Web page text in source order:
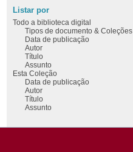
Listar por
Todo a biblioteca digital
Tipos de documento & Coleções
Data de publicação
Autor
Título
Assunto
Esta Coleção
Data de publicação
Autor
Título
Assunto